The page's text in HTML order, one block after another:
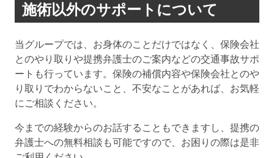
施術以外のサポートについて
当グループでは、お身体のことだけではなく、保険会社
とのやり取りや提携弁護士のご案内などの交通事故サポ
ートも行っています。保険の補償内容や保険会社とのや
り取りでわからないこと、不安なことがあれば、お気軽
にご相談ください。
今までの経験からのお話することもできますし、提携の
弁護士への無料相談も可能ですので、お困りの際は是非